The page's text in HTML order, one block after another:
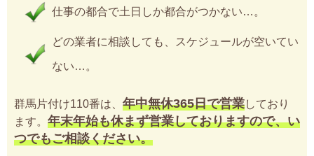
仕事の都合で土日しか都合がつかない…。
どの業者に相談しても、スケジュールが空いてい
ない…。
群馬片付け110番は、 年中無休365日で営業しており
ます。 年末年始も休まず営業しておりますので、い
つでもご相談ください。